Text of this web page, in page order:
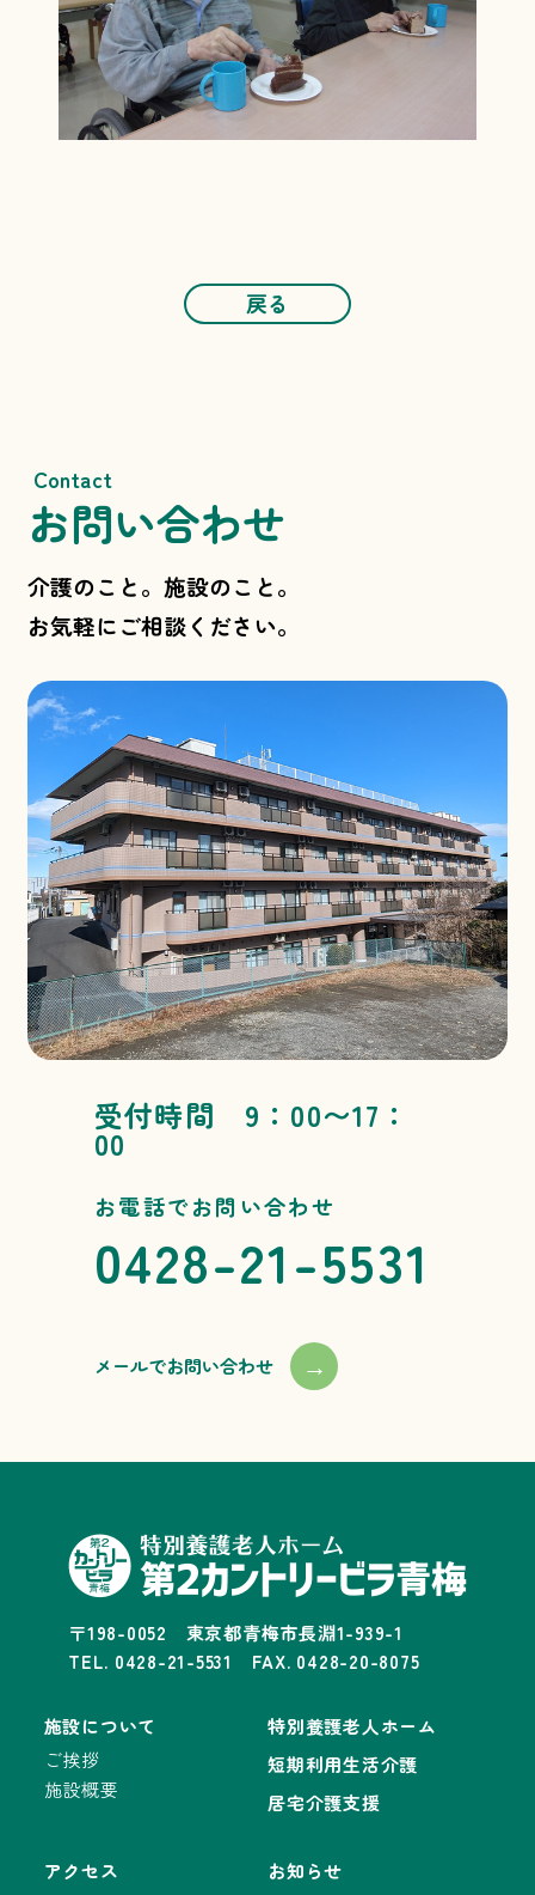
戻る
Contact
お問い合わせ
介護のこと。施設のこと。
お気軽にご相談ください。
受付時間 9：00〜17：
00
お電話でお問い合わせ
0428-21-5531
メールでお問い合わせ →
〒198-0052 東京都青梅市長淵1-939-1
TEL. 0428-21-5531 FAX. 0428-20-8075
施設について
ご挨拶
施設概要
特別養護老人ホーム
短期利用生活介護
居宅介護支援
アクセス お知らせ